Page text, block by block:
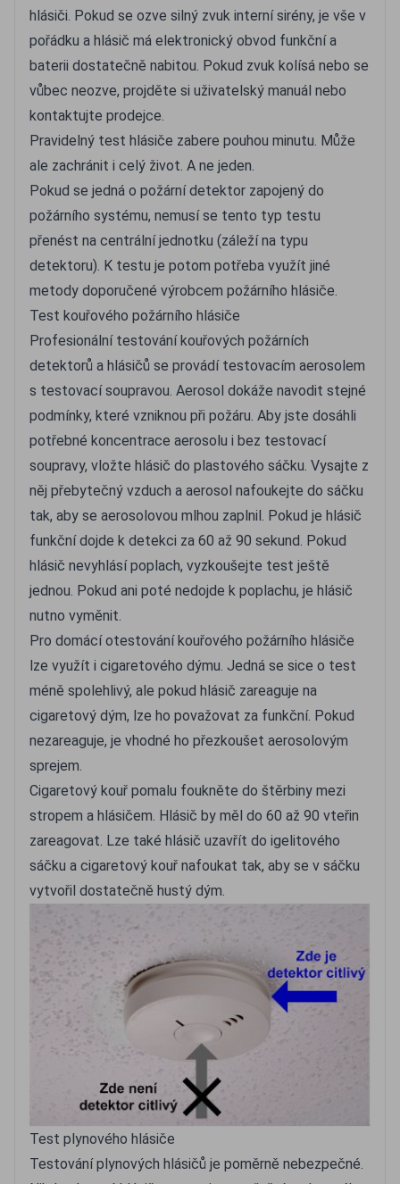
hlásiči. Pokud se ozve silný zvuk interní sirény, je vše v
pořádku a hlásič má elektronický obvod funkční a
baterii dostatečně nabitou. Pokud zvuk kolísá nebo se
vůbec neozve, projděte si uživatelský manuál nebo
kontaktujte prodejce.
Pravidelný test hlásiče zabere pouhou minutu. Může
ale zachránit i celý život. A ne jeden.
Pokud se jedná o požární detektor zapojený do
požárního systému, nemusí se tento typ testu
přenést na centrální jednotku (záleží na typu
detektoru). K testu je potom potřeba využít jiné
metody doporučené výrobcem požárního hlásiče.
Test kouřového požárního hlásiče
Profesionální testování kouřových požárních
detektorů a hlásičů se provádí testovacím aerosolem
s testovací soupravou. Aerosol dokáže navodit stejné
podmínky, které vzniknou při požáru. Aby jste dosáhli
potřebné koncentrace aerosolu i bez testovací
soupravy, vložte hlásič do plastového sáčku. Vysajte z
něj přebytečný vzduch a aerosol nafoukejte do sáčku
tak, aby se aerosolovou mlhou zaplnil. Pokud je hlásič
funkční dojde k detekci za 60 až 90 sekund. Pokud
hlásič nevyhlásí poplach, vyzkoušejte test ještě
jednou. Pokud ani poté nedojde k poplachu, je hlásič
nutno vyměnit.
Pro domácí otestování kouřového požárního hlásiče
lze využít i cigaretového dýmu. Jedná se sice o test
méně spolehlivý, ale pokud hlásič zareaguje na
cigaretový dým, lze ho považovat za funkční. Pokud
nezareaguje, je vhodné ho přezkoušet aerosolovým
sprejem.
Cigaretový kouř pomalu foukněte do štěrbiny mezi
stropem a hlásičem. Hlásič by měl do 60 až 90 vteřin
zareagovat. Lze také hlásič uzavřít do igelitového
sáčku a cigaretový kouř nafoukat tak, aby se v sáčku
vytvořil dostatečně hustý dým.
Test plynového hlásiče
Testování plynových hlásičů je poměrně nebezpečné.